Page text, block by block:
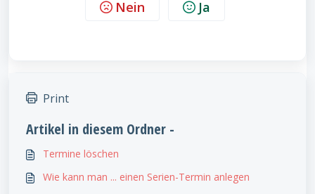
Nein Ja
Print
Artikel in diesem Ordner -
Termine löschen
Wie kann man ... einen Serien-Termin anlegen